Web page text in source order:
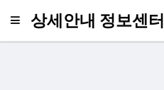
상세안내 정보센터